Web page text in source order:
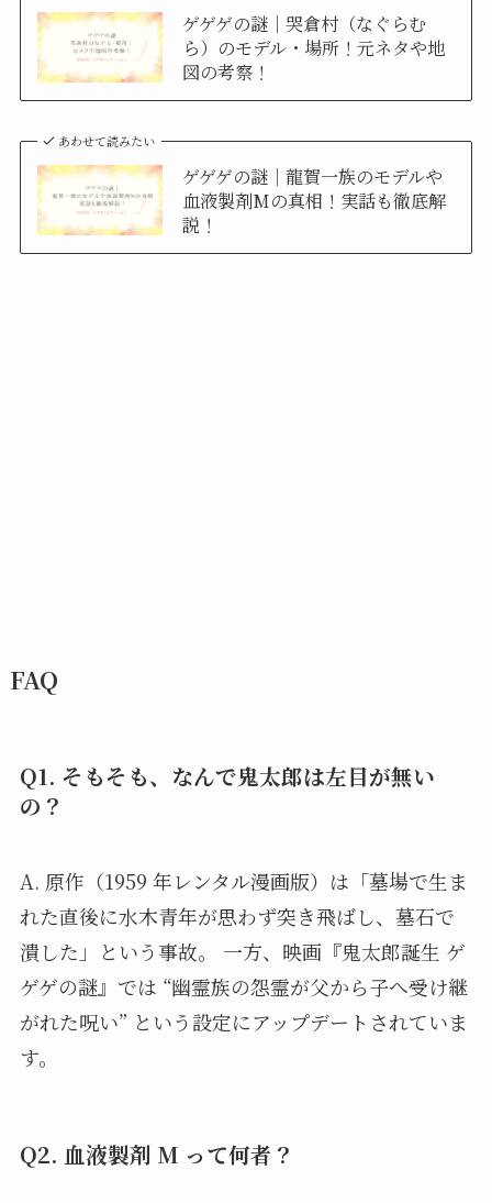
ゲゲゲの謎｜哭倉村（なぐらむ
ら）のモデル・場所！元ネタや地
図の考察！
あわせて読みたい
ゲゲゲの謎｜龍賀一族のモデルや
血液製剤Mの真相！実話も徹底解
説！
FAQ
Q1. そもそも、なんで鬼太郎は左目が無い
の？
A. 原作（1959 年レンタル漫画版）は「墓場で生ま
れた直後に水木青年が思わず突き飛ばし、墓石で
潰した」という事故。 一方、映画『鬼太郎誕生 ゲ
ゲゲの謎』では “幽霊族の怨霊が父から子へ受け継
がれた呪い” という設定にアップデートされていま
す。
Q2. 血液製剤 M って何者？